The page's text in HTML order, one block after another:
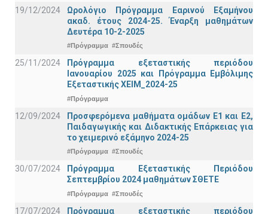
19/12/2024
Ωρολόγιο Πρόγραμμα Εαρινού Εξαμήνου
ακαδ. έτους 2024-25. Έναρξη μαθημάτων
Δευτέρα 10-2-2025
#Πρόγραμμα #Σπουδές
25/11/2024
Πρόγραμμα εξεταστικής περιόδου
Ιανουαρίου 2025 και Πρόγραμμα Εμβόλιμης
Εξεταστικής ΧΕΙΜ_2024-25
#Πρόγραμμα
12/09/2024
Προσφερόμενα μαθήματα ομάδων Ε1 και Ε2,
Παιδαγωγικής και Διδακτικής Επάρκειας για
το χειμερινό εξάμηνο 2024-25
#Πρόγραμμα #Σπουδές
30/07/2024
Πρόγραμμα Εξεταστικής Περιόδου
Σεπτεμβρίου 2024 μαθημάτων ΣΘΕΤΕ
#Πρόγραμμα #Σπουδές
17/07/2024
Πρόγραμμα εξεταστικής περιόδου